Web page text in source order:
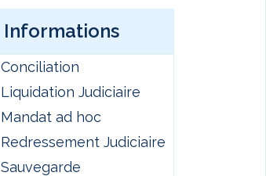
Informations
Conciliation
Liquidation Judiciaire
Mandat ad hoc
Redressement Judiciaire
Sauvegarde